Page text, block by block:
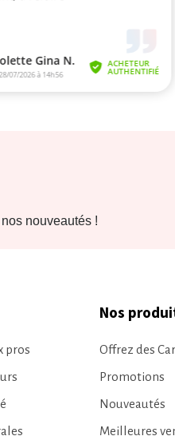
nouveautés !
pros
Nos
Offrez des
Promotions
Nouveautés
Meilleures